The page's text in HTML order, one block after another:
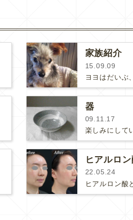
家族紹介
15.09.09
器
09.11.17
22.05.24